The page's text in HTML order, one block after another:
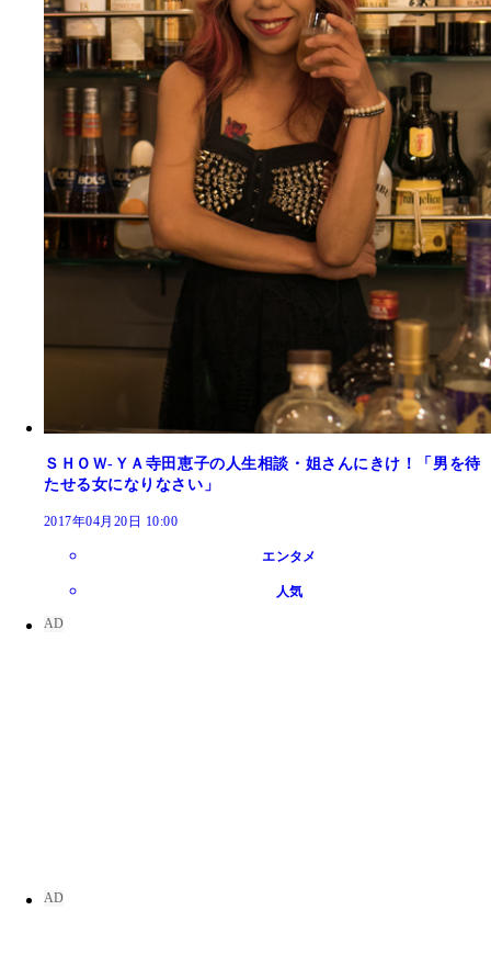
ＳＨＯＷ‐ＹＡ寺田恵子の人生相談・姐さんにきけ！「男を待
たせる女になりなさい」
2017年04月20日 10:00
エンタメ
人気